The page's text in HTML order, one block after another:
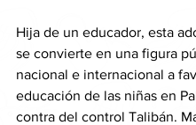
Hija de un educador, esta
se convierte en una figura
nacional e internacional a
educación de las niñas en
contra del control Talibán.